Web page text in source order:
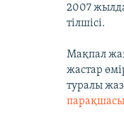
2007
тілшісі.
Мақпал
жастар
туралы